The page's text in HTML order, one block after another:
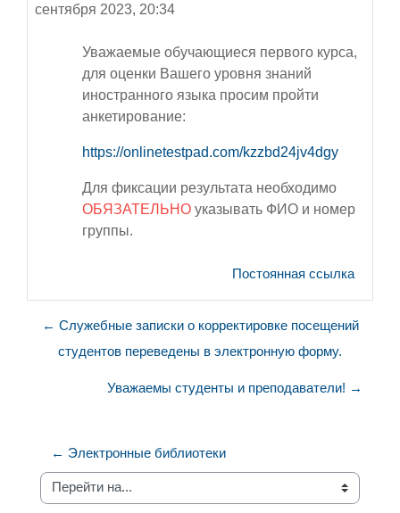
сентября 2023, 20:34
Уважаемые обучающиеся первого курса,
для оценки Вашего уровня знаний
иностранного языка просим пройти
анкетирование:
https://onlinetestpad.com/kzzbd24jv4dgy
Для фиксации результата необходимо
ОБЯЗАТЕЛЬНО указывать ФИО и номер
группы.
Постоянная ссылка
← Служебные записки о корректировке посещений
студентов переведены в электронную форму.
Уважаемы студенты и преподаватели! →
← Электронные библиотеки
Перейти на...